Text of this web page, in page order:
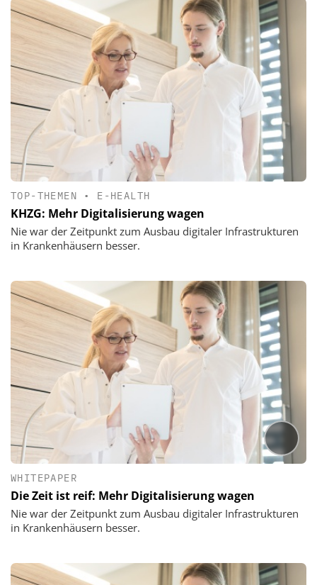
TOP-THEMEN • E-HEALTH
KHZG: Mehr Digitalisierung wagen
Nie war der Zeitpunkt zum Ausbau digitaler Infrastrukturen
in Krankenhäusern besser.
WHITEPAPER
Die Zeit ist reif: Mehr Digitalisierung wagen
Nie war der Zeitpunkt zum Ausbau digitaler Infrastrukturen
in Krankenhäusern besser.